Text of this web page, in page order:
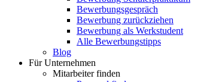
Bewerbungsgespräch
Bewerbung zurückziehen
Bewerbung als Werkstudent
Alle Bewerbungstipps
Blog
Für Unternehmen
Mitarbeiter finden